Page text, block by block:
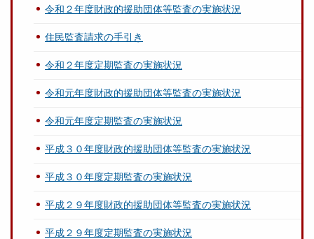
令和２年度財政的援助団体等監査の実施状況
住民監査請求の手引き
令和２年度定期監査の実施状況
令和元年度財政的援助団体等監査の実施状況
令和元年度定期監査の実施状況
平成３０年度財政的援助団体等監査の実施状況
平成３０年度定期監査の実施状況
平成２９年度財政的援助団体等監査の実施状況
平成２９年度定期監査の実施状況